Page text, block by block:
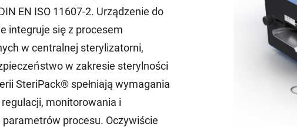
EN ISO 11607-2. Urządzenie do
integruje się z procesem
w centralnej sterylizatorni,
w zakresie sterylności
SteriPack® spełniają wymagania
monitorowania i
procesu. Oczywiście